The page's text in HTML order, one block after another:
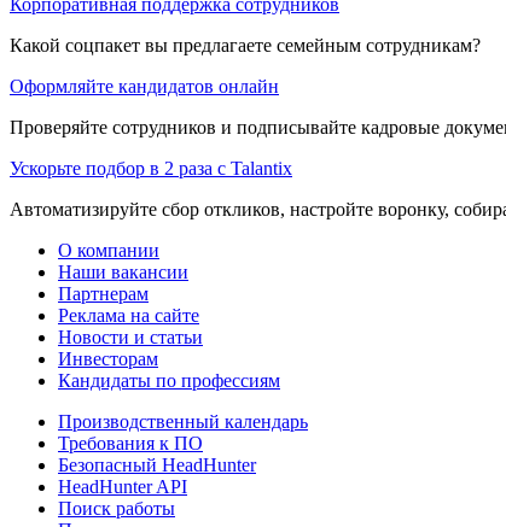
Какой соцпакет вы предлагаете семейным сотрудникам?
Оформляйте кандидатов онлайн
Проверяйте сотрудников и подписывайте кадровые
Ускорьте подбор в 2 раза с Talantix
Автоматизируйте сбор откликов, настройте воронку,
О компании
Наши вакансии
Партнерам
Реклама на сайте
Новости и статьи
Инвесторам
Кандидаты по профессиям
Производственный календарь
Требования к ПО
Безопасный HeadHunter
HeadHunter API
Поиск работы